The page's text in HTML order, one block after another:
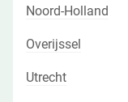
Noord-Holland
Overijssel
Utrecht